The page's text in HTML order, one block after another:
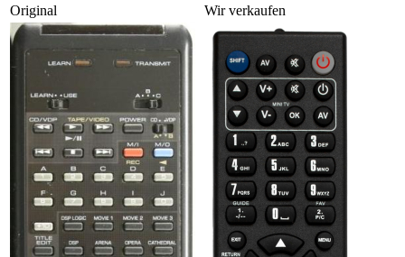
Original
Wir verkaufen